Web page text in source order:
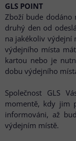
GLS POINT
Zboží bude dodáno
druhý den od
na jakékoliv výdejní
výdejního místa
kartou nebo je
dobu výdejního
Společnost GLS
momentě, kdy jim
informováni, až
výdejním místě.